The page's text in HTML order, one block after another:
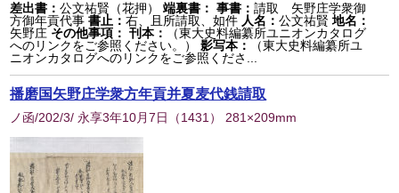
差出書：公文祐賢（花押） 端裏書： 事書：請取 矢野庄学衆御
方御年貢代事 書止：右、且所請取、如件 人名：公文祐賢 地名：
矢野庄 その他事項： 刊本：
（東大史料編纂所ユニオンカタログ
へのリンクをご参照ください。）
影写本：
（東大史料編纂所ユ
ニオンカタログへのリンクをご参照くださ...
播磨国矢野庄学衆方年貢并夏麦代銭請取
ノ函/202/3/ 永享3年10月7日 （1431 ） 281×209mm